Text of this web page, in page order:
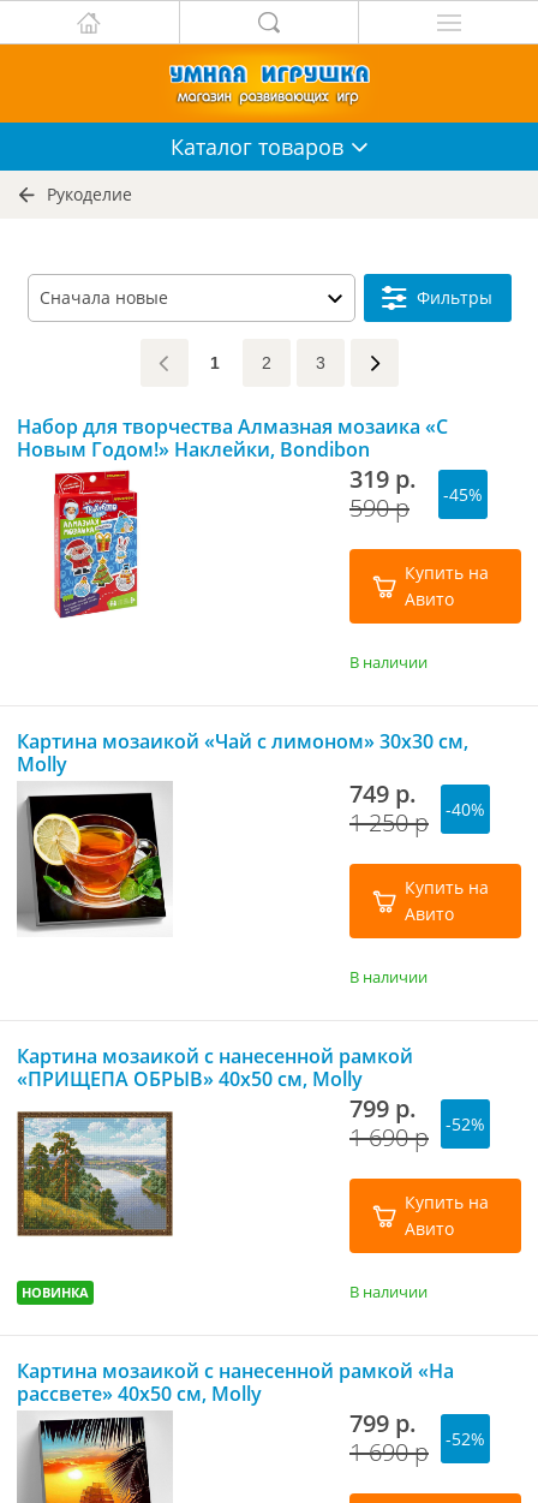
Каталог товаров
Рукоделие
Фильтры
1 2 3
Набор для творчества Алмазная мозаика «С
Новым Годом!» Наклейки, Bondibon
319 р.
590 р
-45%
Купить на
Авито
В наличии
Картина мозаикой «Чай с лимоном» 30х30 см,
Molly
749 р.
1 250 р
-40%
Купить на
Авито
В наличии
НОВИНКА
Картина мозаикой с нанесенной рамкой
«ПРИЩЕПА ОБРЫВ» 40х50 см, Molly
799 р.
1 690 р
-52%
Купить на
Авито
В наличии
Картина мозаикой с нанесенной рамкой «На
рассвете» 40х50 см, Molly
799 р.
1 690 р
-52%